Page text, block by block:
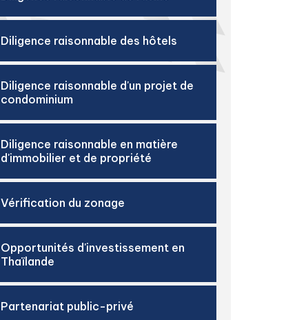
Diligence raisonnable des hôtels
Diligence raisonnable d'un projet de
condominium
Diligence raisonnable en matière
d'immobilier et de propriété
Vérification du zonage
Opportunités d'investissement en
Thaïlande
Partenariat public-privé